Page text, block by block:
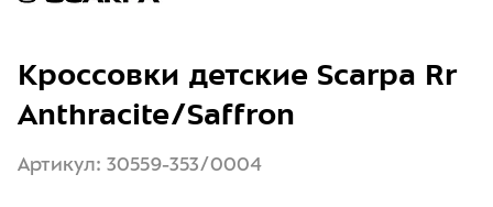
Кроссовки детские Scarpa Rr
Anthracite/Saffron
Артикул: 30559-353/0004